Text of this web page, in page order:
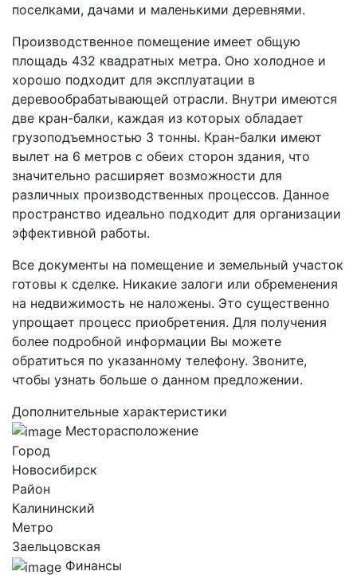
поселками, дачами и маленькими деревнями.
Производственное помещение имеет общую
площадь 432 квадратных метра. Оно холодное и
хорошо подходит для эксплуатации в
деревообрабатывающей отрасли. Внутри имеются
две кран-балки, каждая из которых обладает
грузоподъемностью 3 тонны. Кран-балки имеют
вылет на 6 метров с обеих сторон здания, что
значительно расширяет возможности для
различных производственных процессов. Данное
пространство идеально подходит для организации
эффективной работы.
Все документы на помещение и земельный участок
готовы к сделке. Никакие залоги или обременения
на недвижимость не наложены. Это существенно
упрощает процесс приобретения. Для получения
более подробной информации Вы можете
обратиться по указанному телефону. Звоните,
чтобы узнать больше о данном предложении.
Дополнительные характеристики
Месторасположение
Город
Новосибирск
Район
Калининский
Метро
Заельцовская
Финансы